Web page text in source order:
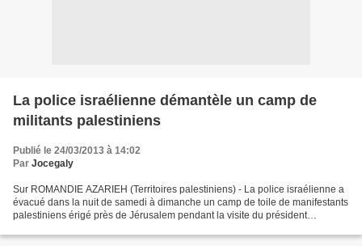
La police israélienne démantèle un camp de
militants palestiniens
Publié le 24/03/2013 à 14:02
Par Jocegaly
Sur ROMANDIE AZARIEH (Territoires palestiniens) - La police israélienne a
évacué dans la nuit de samedi à dimanche un camp de toile de manifestants
palestiniens érigé près de Jérusalem pendant la visite du président